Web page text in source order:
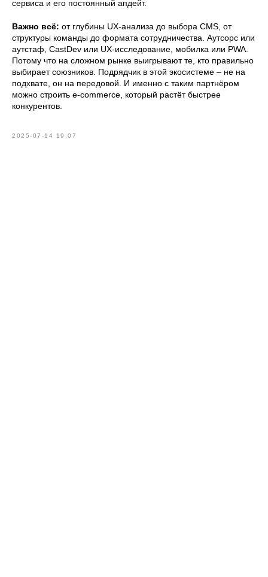
сервиса и его постоянный апдейт.
Важно всё: от глубины UX-анализа до выбора CMS, от
структуры команды до формата сотрудничества. Аутсорс или
аутстаф, CastDev или UX-исследование, мобилка или PWA.
Потому что на сложном рынке выигрывают те, кто правильно
выбирает союзников. Подрядчик в этой экосистеме – не на
подхвате, он на передовой. И именно с таким партнёром
можно строить e-commerce, который растёт быстрее
конкурентов.
2025-07-14 19:07